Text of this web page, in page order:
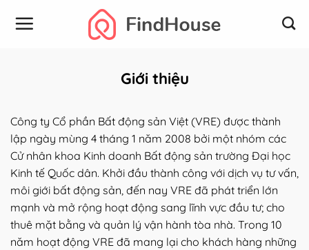
qua
Giới thiệu
Công ty Cổ phần Bất động sản Việt (VRE) được thành
lập ngày mùng 4 tháng 1 năm 2008 bởi một nhóm các
Cử nhân khoa Kinh doanh Bất động sản trường Đại học
Kinh tế Quốc dân. Khởi đầu thành công với dịch vụ tư vấn,
môi giới bất động sản, đến nay VRE đã phát triển lớn
mạnh và mở rộng hoạt động sang lĩnh vực đầu tư; cho
thuê mặt bằng và quản lý vận hành tòa nhà. Trong 10
năm hoạt động VRE đã mang lại cho khách hàng những